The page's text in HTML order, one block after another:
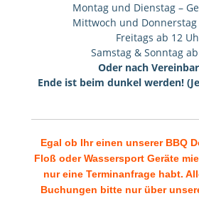
Montag und Dienstag –
Mittwoch und
Freitags ab 12
Samstag & Sonntag
Oder nach
Ende ist beim dunkel werden!
Egal ob Ihr einen unserer BBQ
Floß oder Wassersport Geräte
nur eine Terminanfragehabt.
Buchungen bitte nur über